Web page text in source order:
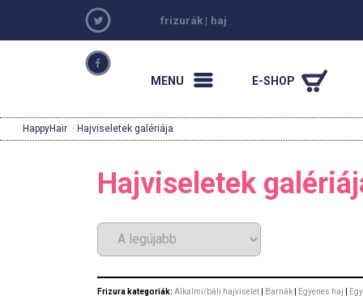
frizurák | haj
MENU E-SHOP
HappyHair · Hajviseletek galériája
Hajviseletek
Frizura kategoriák: Alkalmi/báli hajviselet Barnák Egyenes haj